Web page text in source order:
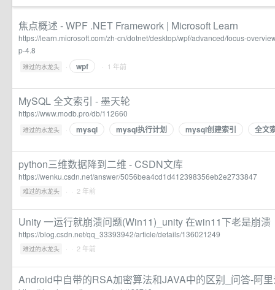
焦点概述 - WPF .NET Framework | Microsoft Learn
https://learn.microsoft.com/zh-cn/dotnet/desktop/wpf/advanced/focus-
p-4.8
难过的水龙头 · wpf · 1 年前
MySQL 全文索引 - 墨天轮
https://www.modb.pro/db/112660
难过的水龙头 · mysql mysql执行计划 mysql创建索引 全文
python三维数据降到二维 - CSDN文库
https://wenku.csdn.net/answer/5056bea4cd1d412398356eb2e2733847
难过的水龙头 · · 2 年前
Unity 一运行就崩溃问题(Win11)_unity 在win11下老是崩溃
https://blog.csdn.net/qq_33393942/article/details/136021249
难过的水龙头 · · 2 年前
Android中自带的RSA加密算法和JAVA中的区别_问答-阿